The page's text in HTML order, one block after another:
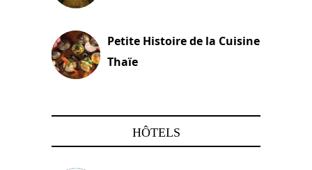
Petite Histoire de la Cuisine
Thaïe
HÔTELS